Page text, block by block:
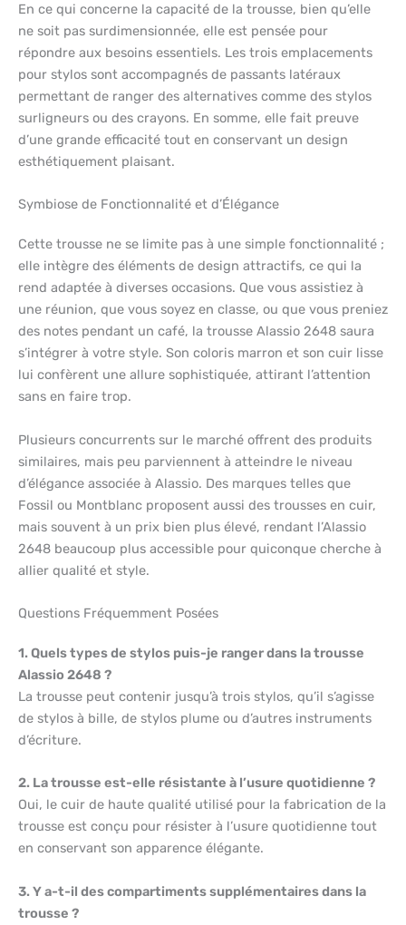
En ce qui concerne la capacité de la trousse, bien qu’elle
ne soit pas surdimensionnée, elle est pensée pour
répondre aux besoins essentiels. Les trois emplacements
pour stylos sont accompagnés de passants latéraux
permettant de ranger des alternatives comme des stylos
surligneurs ou des crayons. En somme, elle fait preuve
d’une grande efficacité tout en conservant un design
esthétiquement plaisant.
Symbiose de Fonctionnalité et d’Élégance
Cette trousse ne se limite pas à une simple fonctionnalité ;
elle intègre des éléments de design attractifs, ce qui la
rend adaptée à diverses occasions. Que vous assistiez à
une réunion, que vous soyez en classe, ou que vous preniez
des notes pendant un café, la trousse Alassio 2648 saura
s’intégrer à votre style. Son coloris marron et son cuir lisse
lui confèrent une allure sophistiquée, attirant l’attention
sans en faire trop.
Plusieurs concurrents sur le marché offrent des produits
similaires, mais peu parviennent à atteindre le niveau
d’élégance associée à Alassio. Des marques telles que
Fossil ou Montblanc proposent aussi des trousses en cuir,
mais souvent à un prix bien plus élevé, rendant l’Alassio
2648 beaucoup plus accessible pour quiconque cherche à
allier qualité et style.
Questions Fréquemment Posées
1. Quels types de stylos puis-je ranger dans la trousse
Alassio 2648 ?
La trousse peut contenir jusqu’à trois stylos, qu’il s’agisse
de stylos à bille, de stylos plume ou d’autres instruments
d’écriture.
2. La trousse est-elle résistante à l’usure quotidienne ?
Oui, le cuir de haute qualité utilisé pour la fabrication de la
trousse est conçu pour résister à l’usure quotidienne tout
en conservant son apparence élégante.
3. Y a-t-il des compartiments supplémentaires dans la
trousse ?